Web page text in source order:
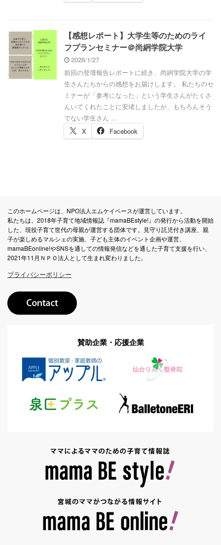
【感想レポート】大学生等のためのライ
フプランセミナー＠尚絅学院大学
2026/1/27
前回の登壇報告レポートに続き、尚絅学院大学の学
生さんたちからの感想をお届けします。 私たちのセ
ミナーが「参考になった」という学生さんがたくさ
んいてくれたことに安堵しましたが、もちろんそう
でない学生さん ...
X
Facebook
このホームページは、NPO法人エムケイベースが運営しています。
私たちは、2018年子育て地域情報誌『mamaBEstyle!』の発行から活動を開始
した、現役子育て世代の母親が運営する団体です。見守り託児付き講座、親
子が楽しめるマルシェの実施、子ども主体のイベント企画や運営、
mamaBEonline!やSNSを通しての情報発信などを通した子育て支援を行い、
2021年11月ＮＰＯ法人として生まれ変わりました。
プライバシーポリシー
賛助企業・応援企業